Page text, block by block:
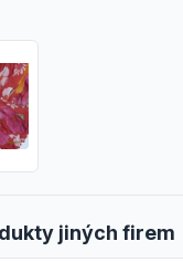
jiných firem